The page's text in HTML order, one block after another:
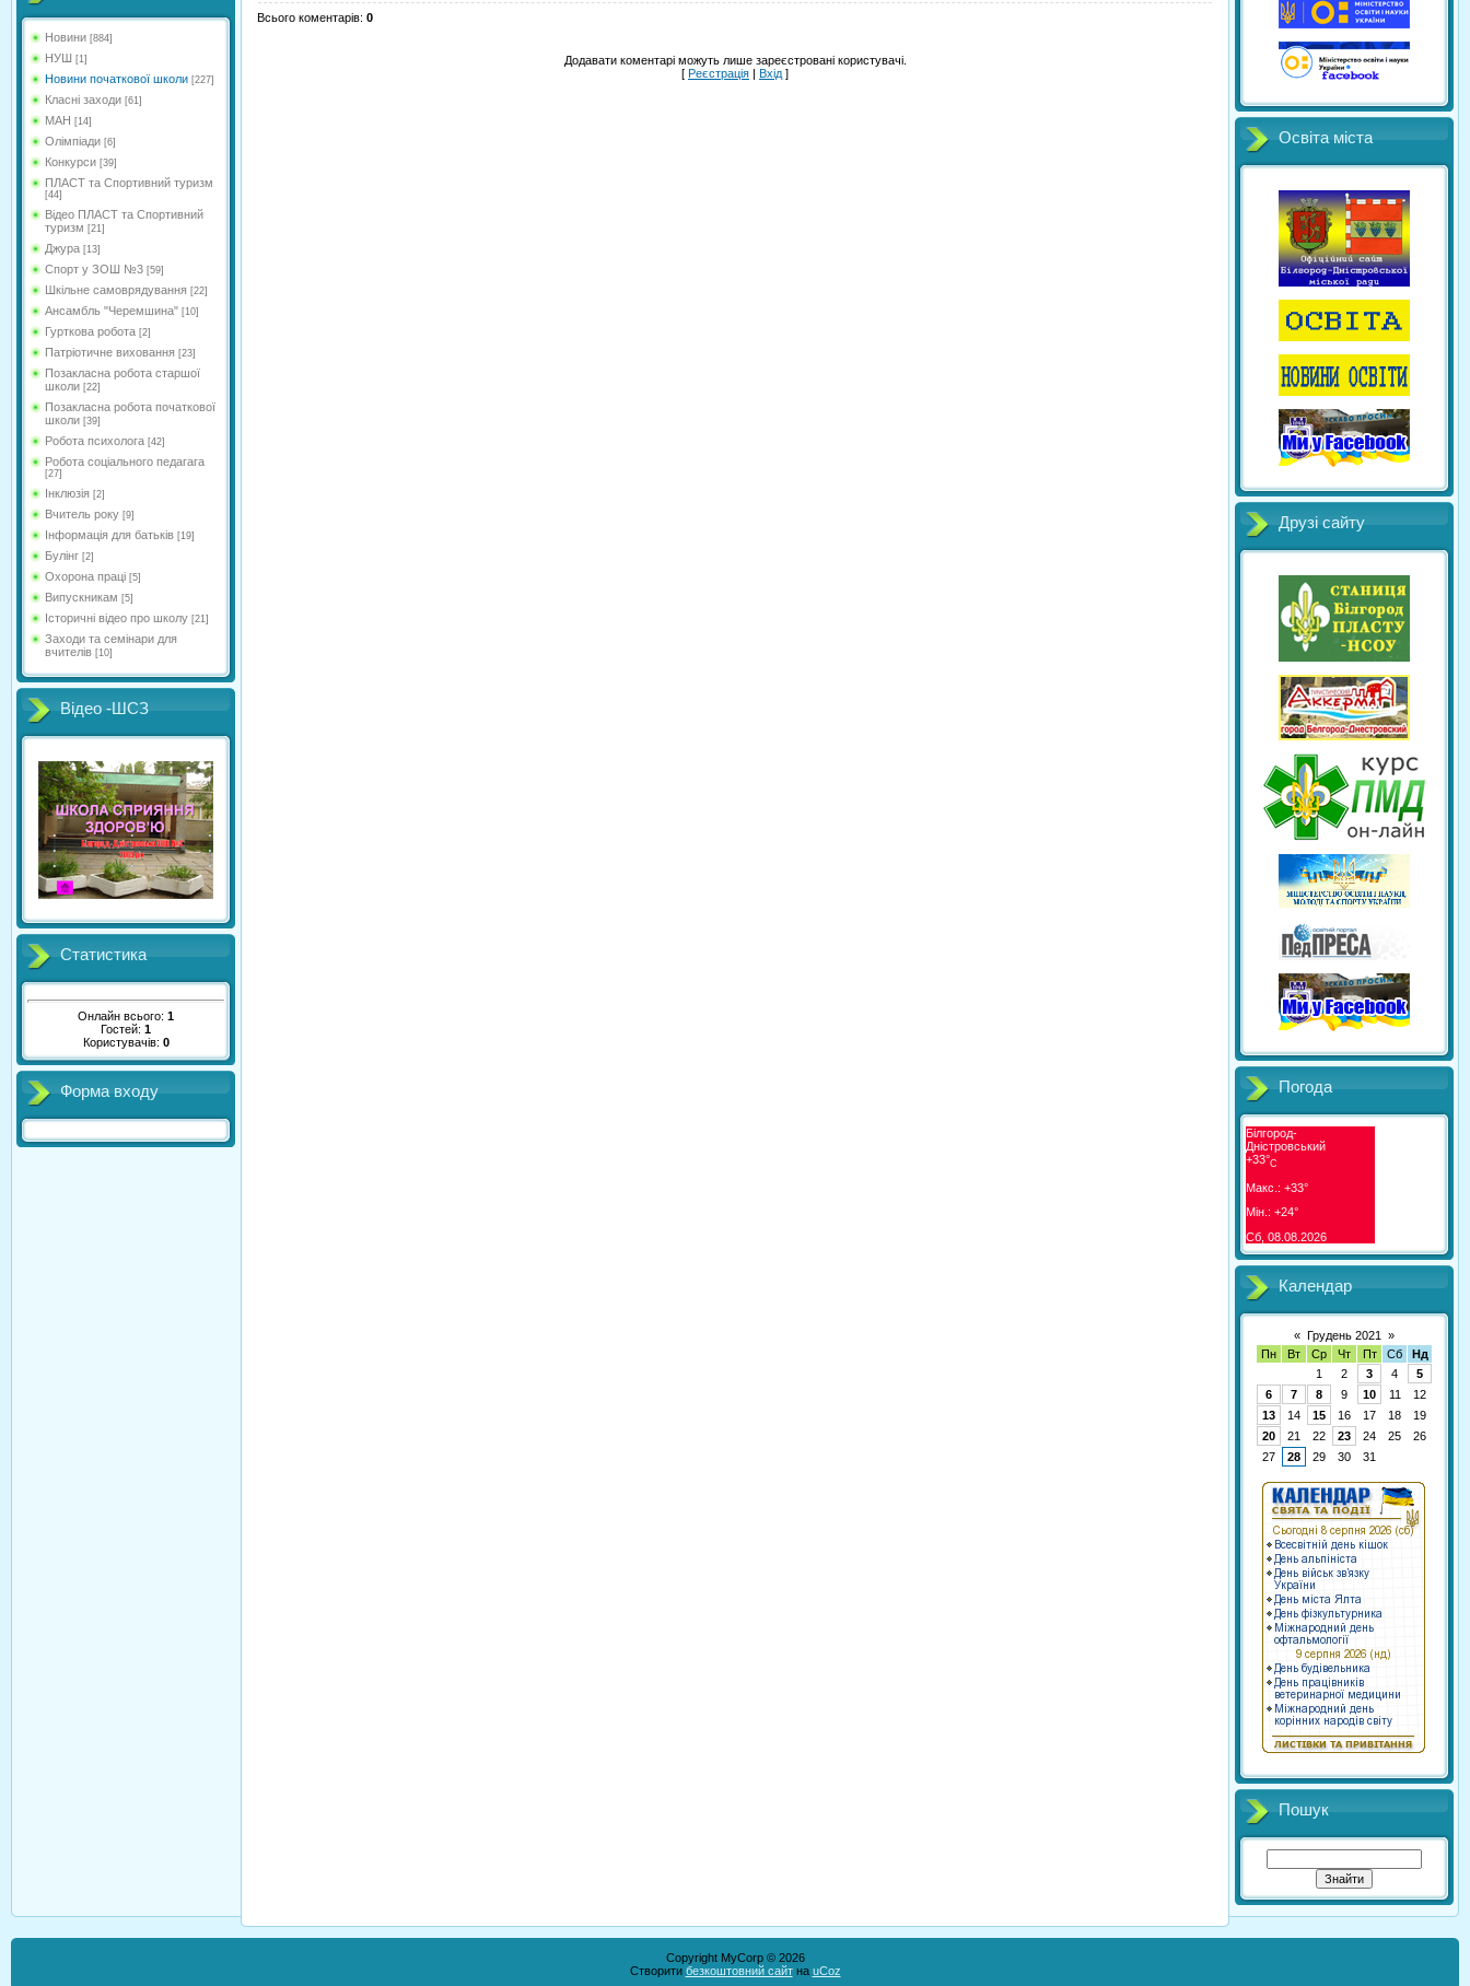
Новини [884]
НУШ [1]
Новини початкової школи [227]
Класні заходи [61]
МАН [14]
Олімпіади [6]
Конкурси [39]
ПЛАСТ та Спортивний туризм
[44]
Відео ПЛАСТ та Спортивний
туризм [21]
Джура [13]
Спорт у ЗОШ №3 [59]
Шкільне самоврядування [22]
Ансамбль "Черемшина" [10]
Гурткова робота [2]
Патріотичне виховання [23]
Позакласна робота старшої
школи [22]
Позакласна робота початкової
школи [39]
Робота психолога [42]
Робота соціального педагага
[27]
Інклюзія [2]
Вчитель року [9]
Інформація для батьків [19]
Булінг [2]
Охорона праці [5]
Випускникам [5]
Історичні відео про школу [21]
Заходи та семінари для
вчителів [10]
Відео -ШСЗ
Статистика
Онлайн всього: 1
Гостей: 1
Користувачів: 0
Форма входу
Всього коментарів: 0
Додавати коментарі можуть лише зареєстровані користувачі.
[ Реєстрація | Вхід ]
Освіта міста
Друзі сайту
Погода
Білгород-
Дністровський
+33°C
Макс.: +33°
Мін.: +24°
Сб, 08.08.2026
Календар
« Грудень 2021
»
Пн
Вт Ср Чт Пт Сб
Нд
1
2 3 4
5
6
7 8 9 10 11
12
13
14 15 16 17 18
19
20
21 22 23 24 25
26
27
28 29 30 31
Пошук
Copyright MyCorp © 2026
Створити безкоштовний сайтна uCoz